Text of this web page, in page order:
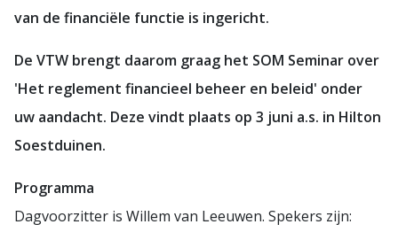
van de financiële functie is ingericht.
De VTW brengt daarom graag het SOM Seminar over
'Het reglement financieel beheer en beleid' onder
uw aandacht. Deze vindt plaats op 3 juni a.s. in Hilton
Soestduinen.
Programma
Dagvoorzitter is Willem van Leeuwen. Spekers zijn: